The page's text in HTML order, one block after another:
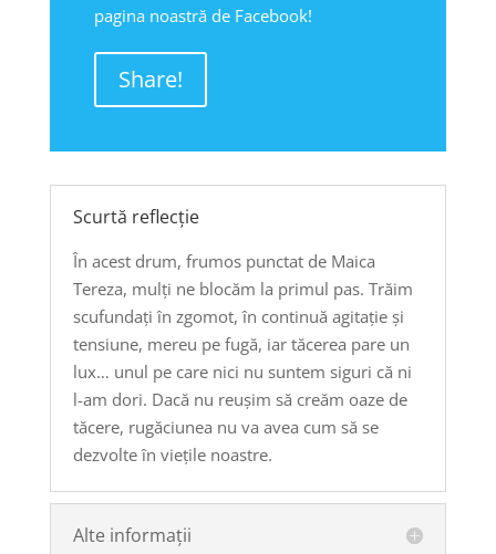
pagina noastră de Facebook!
Share!
Scurtă reflecție
În acest drum, frumos punctat de Maica
Tereza, mulți ne blocăm la primul pas. Trăim
scufundați în zgomot, în continuă agitație și
tensiune, mereu pe fugă, iar tăcerea pare un
lux… unul pe care nici nu suntem siguri că ni
l-am dori. Dacă nu reușim să creăm oaze de
tăcere, rugăciunea nu va avea cum să se
dezvolte în viețile noastre.
Alte informații